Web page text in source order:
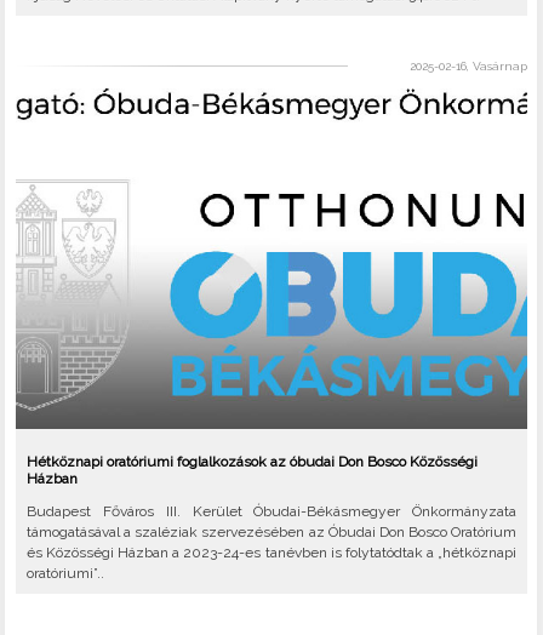
2025-02-16, Vasárnap
Hétköznapi oratóriumi foglalkozások az óbudai Don Bosco Közösségi
Házban
Budapest Főváros III. Kerület Óbudai-Békásmegyer Önkormányzata
támogatásával a szaléziak szervezésében az Óbudai Don Bosco Oratórium
és Közösségi Házban a 2023-24-es tanévben is folytatódtak a „hétköznapi
oratóriumi”..